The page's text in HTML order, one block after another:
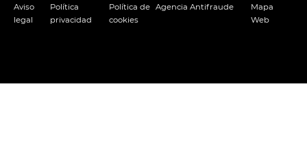
Aviso
legal
Política
privacidad
Política de
cookies
Agencia Antifraude
Mapa
Web